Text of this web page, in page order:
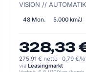
VISION //
48 Mon. 5.000 km/J
328,33
275,91 € netto · 0,79 €/
via Leasingmarkt